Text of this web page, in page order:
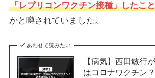
「レプリコンワクチン接種」したこ
かと噂されていました。
あわせて読みたい
【病気】西田敏行
はコロナワクチン